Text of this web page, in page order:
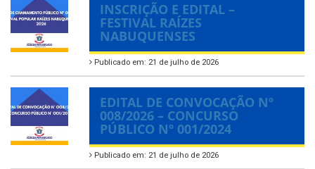
INSCRIÇÃO E EDITAL –
FESTIVAL RAÍZES
NABUQUENSES
Publicado em: 21 de julho de 2026
EDITAL DE CONVOCAÇÃO Nº
008/2026 – CONCURSO
PÚBLICO Nº 001/2024
Publicado em: 21 de julho de 2026